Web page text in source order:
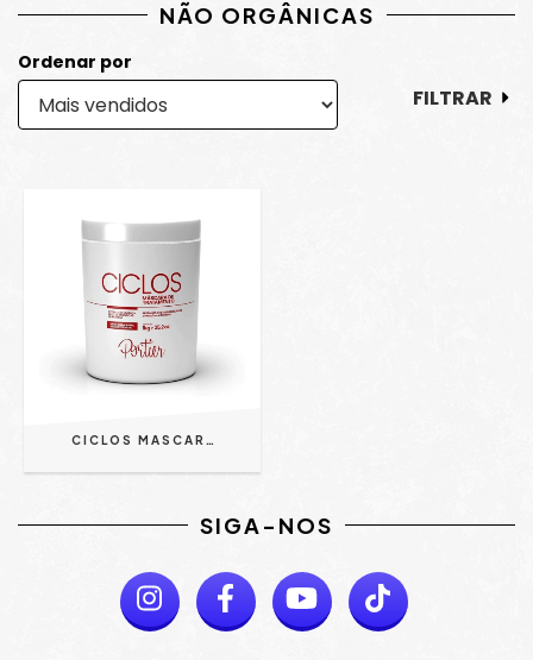
NÃO ORGÂNICAS
Ordenar por
FILTRAR
CICLOS MASCARA B-TOX 1KG - PORTIER
SIGA-NOS